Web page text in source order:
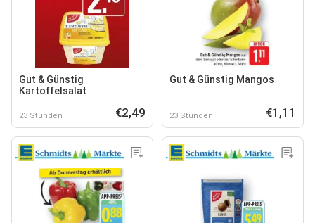
Gut & Günstig
Kartoffelsalat
23 Stunden €2,49
Gut & Günstig Mangos
23 Stunden €1,11